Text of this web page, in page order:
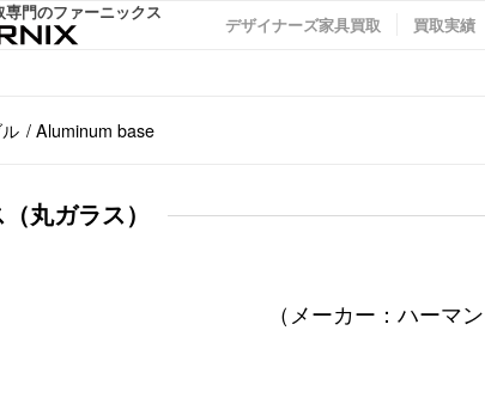
デザイナーズ家具買取 買取実績
門のファーニックス
/ Aluminum base
丸ガラス）
（メーカー：ハーマ